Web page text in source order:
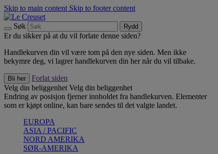
Skip to main content Skip to footer content
Søk Rydd
Er du sikker på at du vil forlate denne siden?
Handlekurven din vil være tom på den nye siden. Men ikke
bekymre deg, vi lagrer handlekurven din her når du vil tilbake.
Bli her
Forlat siden
Velg din beliggenhet Velg din beliggenhet
Endring av posisjon fjerner innholdet fra handlekurven. Elementer
som er kjøpt online, kan bare sendes til det valgte landet.
EUROPA
ASIA / PACIFIC
NORD AMERIKA
SØR-AMERIKA